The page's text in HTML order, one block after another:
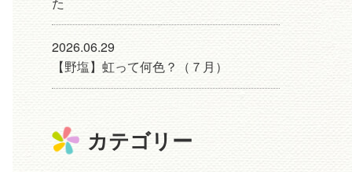
2026.06.29
【野塩】虹って何色？（７月）
カテゴリー